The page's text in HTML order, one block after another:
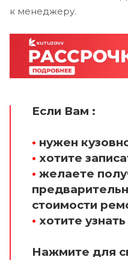
к менеджеру.
Если Вам :
• нужен
• хотите
• желаете
стоимости
• хотите
Нажмите для